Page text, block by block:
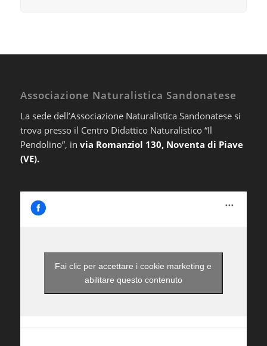
Associazione Naturalistica Sandonatese
La sede dell’Associazione Naturalistica Sandonatese si
trova presso il Centro Didattico Naturalistico “Il
Pendolino”, in via Romanziol 130, Noventa di Piave
(VE).
Fai clic per accettare i cookie marketing e
abilitare questo contenuto